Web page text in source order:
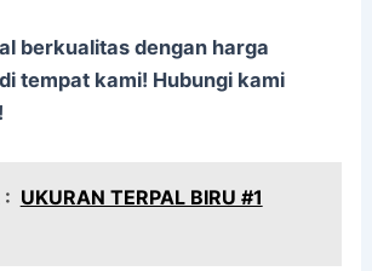
berkualitas dengan harga
tempat kami! Hubungi kami
: UKURAN TERPAL BIRU #1